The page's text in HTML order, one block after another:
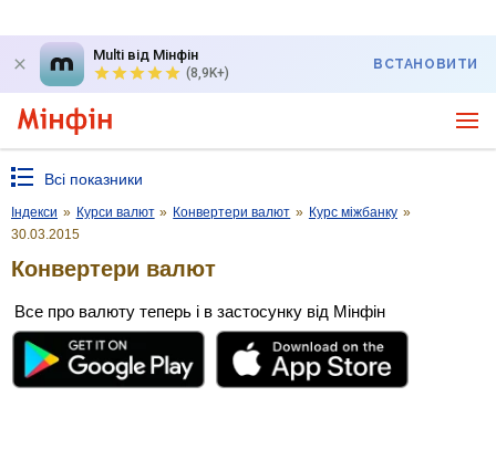
Multi від Мінфін
(8,9K+)
ВСТАНОВИТИ
Всі показники
Індекси » Курси валют » Конвертери валют » Курс міжбанку »
30.03.2015
Конвертери валют
Все про валюту теперь і в застосунку від Мінфін